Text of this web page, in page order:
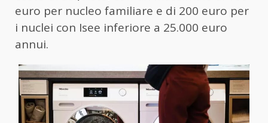
euro per nucleo familiare e di 200 euro per
i nuclei con Isee inferiore a 25.000 euro
annui.